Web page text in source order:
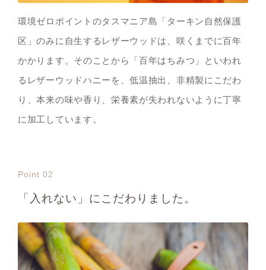
環境ゼロポイントのタスマニア島「ターキン自然保護
区」のみに自生するレザーウッドは、咲くまでに百年
かかります。そのことから「百年はちみつ」といわれ
るレザーウッドハニーを、低温抽出、非精製にこだわ
り、本来の味や香り、栄養素が失われないように丁寧
に加工しています。
Point 02
「入れない」にこだわりました。